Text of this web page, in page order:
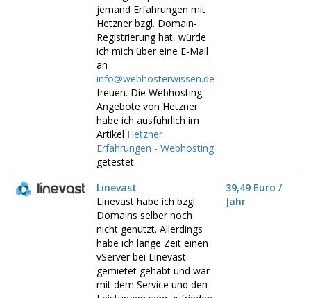
jemand Erfahrungen mit
Hetzner bzgl. Domain-
Registrierung hat, würde
ich mich über eine E-Mail
an
info@webhosterwissen.de
freuen. Die Webhosting-
Angebote von Hetzner
habe ich ausführlich im
Artikel Hetzner
Erfahrungen - Webhosting
getestet.
Linevast
Linevast habe ich bzgl.
Domains selber noch
nicht genutzt. Allerdings
habe ich lange Zeit einen
vServer bei Linevast
gemietet gehabt und war
mit dem Service und den
39,49 Euro /
Jahr